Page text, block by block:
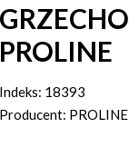
PROLINE
Indeks: 18393
Producent: PROLINE